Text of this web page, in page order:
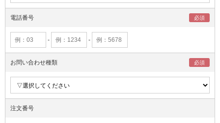
電話番号
- -
お問い合わせ種類
注文番号